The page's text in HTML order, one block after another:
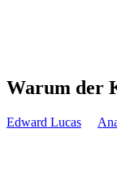
Warum der
Edward Lucas